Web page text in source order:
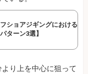
ショアジギングにおける
ターン3選】
り上を中心に狙って